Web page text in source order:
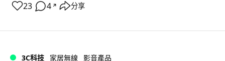
23 4 ↗ 分享
3C科技 家居無線 影音產品